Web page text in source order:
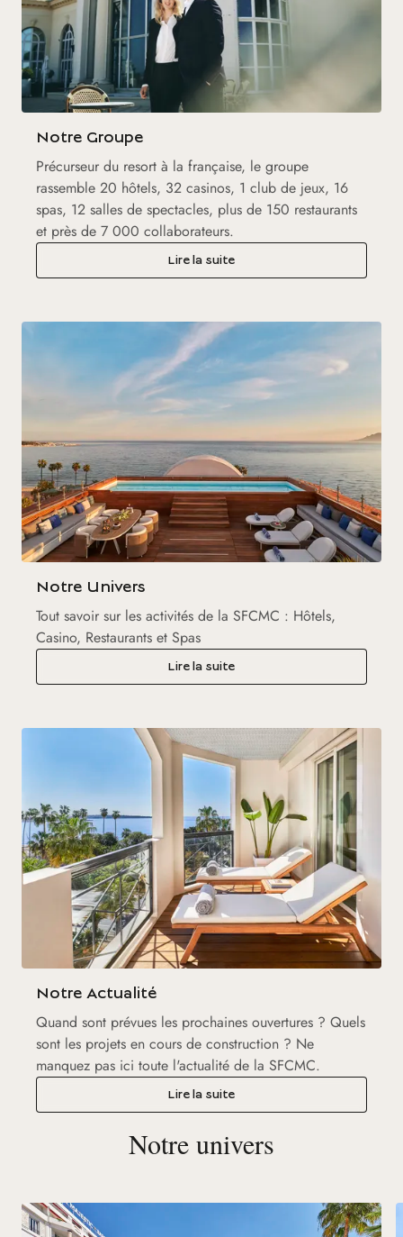
Lire la suite
Notre Groupe
Précurseur du resort à la française, le groupe
rassemble 20 hôtels, 32 casinos, 1 club de jeux, 16
spas, 12 salles de spectacles, plus de 150 restaurants
et près de 7 000 collaborateurs.
Lire la suite
Notre Univers
Tout savoir sur les activités de la SFCMC : Hôtels,
Casino, Restaurants et Spas
Lire la suite
Notre Actualité
Quand sont prévues les prochaines ouvertures ? Quels
sont les projets en cours de construction ? Ne
manquez pas ici toute l'actualité de la SFCMC.
Lire la suite
Notre univers